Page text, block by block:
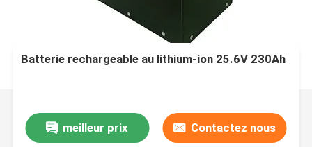
Batterie rechargeable au lithium-ion 25.6V 230Ah
meilleur prix Contactez nous